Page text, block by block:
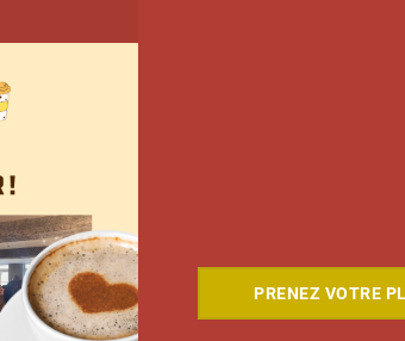
en
De moins en moins
PRENEZ VOTRE